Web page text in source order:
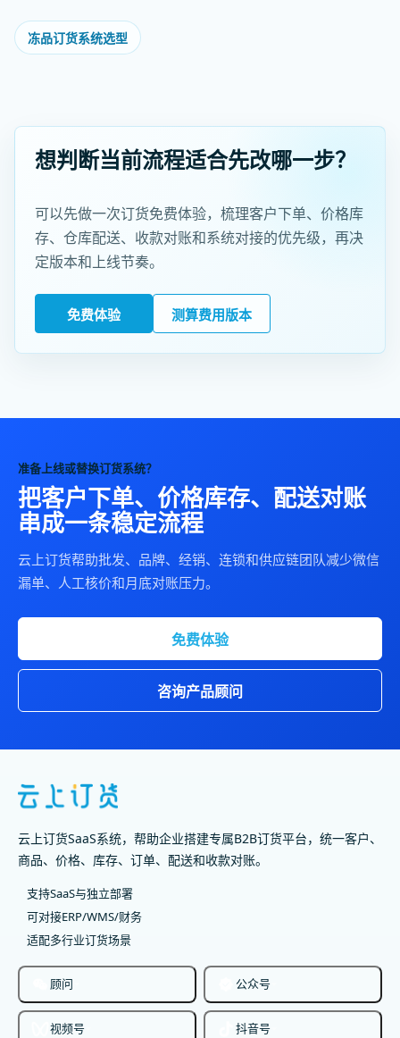
冻品订货系统选型
想判断当前流程适合先改哪一步？
可以先做一次订货免费体验，梳理客户下单、价格库
存、仓库配送、收款对账和系统对接的优先级，再决
定版本和上线节奏。
免费体验 测算费用版本
准备上线或替换订货系统？
把客户下单、价格库存、配送对账
串成一条稳定流程
云上订货帮助批发、品牌、经销、连锁和供应链团队减少微信
漏单、人工核价和月底对账压力。
免费体验
咨询产品顾问
云上订货SaaS系统，帮助企业搭建专属B2B订货平台，统一客户、
商品、价格、库存、订单、配送和收款对账。
支持SaaS与独立部署
可对接ERP/WMS/财务
适配多行业订货场景
顾问 公众号
视频号 抖音号